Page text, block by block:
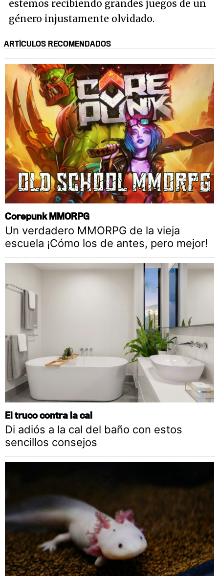
estemos recibiendo grandes juegos de un
género injustamente olvidado.
ARTÍCULOS RECOMENDADOS
Corepunk MMORPG
Un verdadero MMORPG de la vieja
escuela ¡Cómo los de antes, pero mejor!
El truco contra la cal
Di adiós a la cal del baño con estos
sencillos consejos